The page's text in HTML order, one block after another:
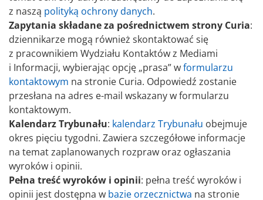
z naszą polityką ochrony danych.
Zapytania składane za pośrednictwem strony Curia:
dziennikarze mogą również skontaktować się
z pracownikiem Wydziału Kontaktów z Mediami
i Informacji, wybierając opcję „prasa” wformularzu
kontaktowym na stronie Curia. Odpowiedź zostanie
przesłana na adres e-mail wskazany w formularzu
kontaktowym.
Kalendarz Trybunału: kalendarz Trybunału obejmuje
okres pięciu tygodni. Zawiera szczegółowe informacje
na temat zaplanowanych rozpraw oraz ogłaszania
wyroków i opinii.
Pełna treść wyroków i opinii: pełna treść wyroków i
opinii jest dostępna w bazie orzecznictwa na stronie